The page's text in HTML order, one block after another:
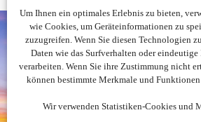
Um Ihnen ein optimales Erlebnis zu bieten,
wie Cookies, um Geräteinformationen zu
zuzugreifen. Wenn Sie diesen Technologien
Daten wie das Surfverhalten oder eindeutige
verarbeiten. Wenn Sie ihre Zustimmung nicht
können bestimmte Merkmale und
Wir verwenden Statistiken-Cookies und
Noch nicht